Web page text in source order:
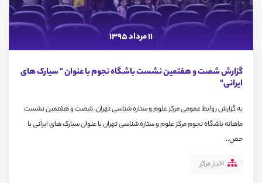
11 مرداد 1395
گزارش شصت و هفتمین نشست باشگاه نجوم با عنوان " سیارک های
ایرانی"
به گزارش روابط عمومی مرکز علوم و ستاره شناسی تهران، شصت و هفتمین نشست
ماهانه باشگاه نجوم مرکز علوم و ستاره شناسی تهران با عنوان سیارک های ایرانی با
حض...
اخبار مرکز